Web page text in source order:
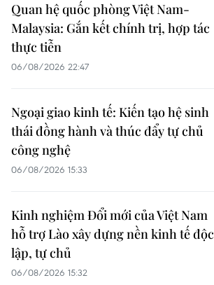
Quan hệ quốc phòng Việt Nam-
Malaysia: Gắn kết chính trị, hợp tác
thực tiễn
06/08/2026 22:47
Ngoại giao kinh tế: Kiến tạo hệ sinh
thái đồng hành và thúc đẩy tự chủ
công nghệ
06/08/2026 15:33
Kinh nghiệm Đổi mới của Việt Nam
hỗ trợ Lào xây dựng nền kinh tế độc
lập, tự chủ
06/08/2026 15:32